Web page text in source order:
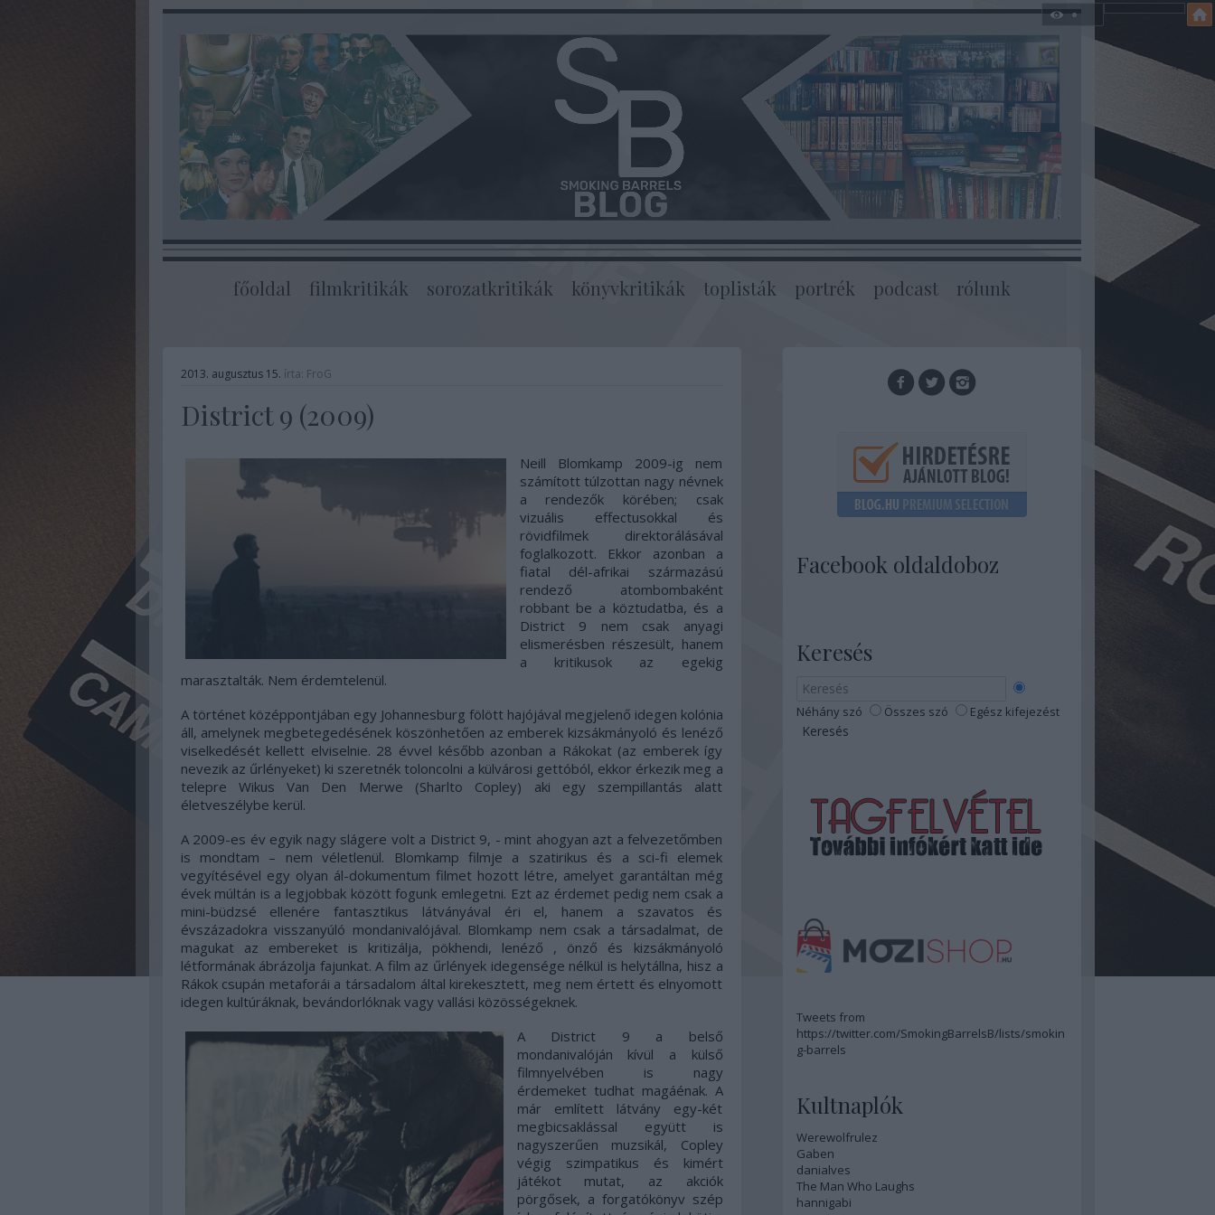
főoldal filmkritikák sorozatkritikák könyvkritikák toplisták portrék podcast rólunk
2013. augusztus 15. írta: FroG
District 9 (2009)
Neill Blomkamp 2009-ig nem
számított túlzottan nagy névnek
a rendezők körében; csak
vizuális effectusokkal és
rövidfilmek direktorálásával
foglalkozott. Ekkor azonban a
fiatal dél-afrikai származású
rendező atombombaként
robbant be a köztudatba, és a
District 9 nem csak anyagi
elismerésben részesült, hanem
a kritikusok az egekig
marasztalták. Nem érdemtelenül.
A történet középpontjában egy Johannesburg fölött hajójával megjelenő idegen kolónia
áll, amelynek megbetegedésének köszönhetően az emberek kizsákmányoló és lenéző
viselkedését kellett elviselnie. 28 évvel később azonban a Rákokat (az emberek így
nevezik az űrlényeket) ki szeretnék toloncolni a külvárosi gettóból, ekkor érkezik meg a
telepre Wikus Van Den Merwe (Sharlto Copley) aki egy szempillantás alatt
életveszélybe kerül.
A 2009-es év egyik nagy slágere volt a District 9, - mint ahogyan azt a felvezetőmben
is mondtam – nem véletlenül. Blomkamp filmje a szatirikus és a sci-fi elemek
vegyítésével egy olyan ál-dokumentum filmet hozott létre, amelyet garantáltan még
évek múltán is a legjobbak között fogunk emlegetni. Ezt az érdemet pedig nem csak a
mini-büdzsé ellenére fantasztikus látványával éri el, hanem a szavatos és
évszázadokra visszanyúló mondanivalójával. Blomkamp nem csak a társadalmat, de
magukat az embereket is kritizálja, pökhendi, lenéző , önző és kizsákmányoló
létformának ábrázolja fajunkat. A film az űrlények idegensége nélkül is helytállna, hisz a
Rákok csupán metaforái a társadalom által kirekesztett, meg nem értett és elnyomott
idegen kultúráknak, bevándorlóknak vagy vallási közösségeknek.
A District 9 a belső
mondanivalóján kívül a külső
filmnyelvében is nagy
érdemeket tudhat magáénak. A
már említett látvány egy-két
megbicsaklással együtt is
nagyszerűen muzsikál, Copley
végig szimpatikus és kimért
játékot mutat, az akciók
pörgősek, a forgatókönyv szép
Facebook oldaldoboz
Keresés
Néhány szó Összes szó Egész kifejezést
Tweets from
https://twitter.com/SmokingBarrelsB/lists/smokin
g-barrels
Kultnaplók
Werewolfrulez
Gaben
danialves
The Man Who Laughs
hannigabi